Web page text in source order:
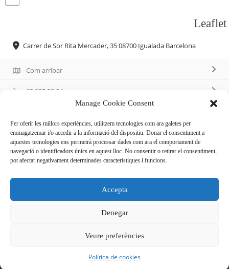
Manage Cookie Consent
Per oferir les millors experiències, utilitzem tecnologies com ara galetes per
emmagatzemar i/o accedir a la informació del dispositiu. Donar el consentiment a
aquestes tecnologies ens permetrà processar dades com ara el comportament de
navegació o identificadors únics en aquest lloc. No consentir o retirar el consentiment,
pot afectar negativament determinades característiques i funcions.
Accepta
Denegar
Veure preferències
Política de cookies
Leaflet
Carrer de Sor Rita Mercader, 35 08700 Igualada Barcelona
Com arribar
93 805 39 84
Descripció
Art funerari, elaboració i col·locació de làpides.